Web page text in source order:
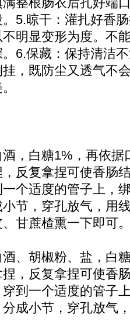
5.晾干：灌扎好香
明显变形为度。不
6.保藏：保持清洁
，既防尘又透气不
，白糖1%，再依据
反复拿捏可使香肠
个适度的管子上，
节，穿孔放气，用
甘蔗楂熏一下即可
、胡椒粉、盐，白
，反复拿捏可使香
到一个适度的管子
成小节，穿孔放气